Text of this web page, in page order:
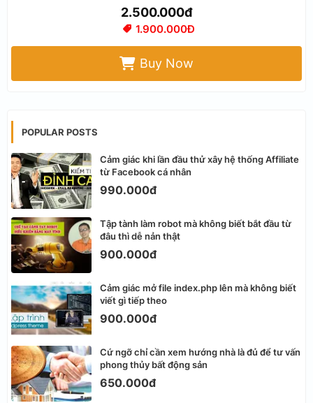
2.500.000đ
1.900.000Đ
Buy Now
POPULAR POSTS
Cảm giác khi lần đầu thử xây hệ thống Affiliate
từ Facebook cá nhân
990.000đ
Tập tành làm robot mà không biết bắt đầu từ
đâu thì dễ nản thật
900.000đ
Cảm giác mở file index.php lên mà không biết
viết gì tiếp theo
900.000đ
Cứ ngỡ chỉ cần xem hướng nhà là đủ để tư vấn
phong thủy bất động sản
650.000đ